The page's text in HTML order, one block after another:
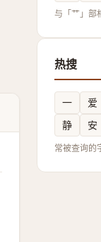
与「艹」部
热搜
一 爱
静
安
常被查询的